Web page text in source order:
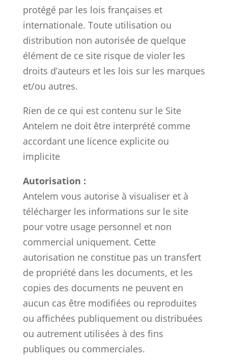
protégé par les lois françaises et
internationale. Toute utilisation ou
distribution non autorisée de quelque
élément de ce site risque de violer les
droits d’auteurs et les lois sur les marques
et/ou autres.
Rien de ce qui est contenu sur le Site
Antelem ne doit être interprété comme
accordant une licence explicite ou
implicite
Autorisation :
Antelem vous autorise à visualiser et à
télécharger les informations sur le site
pour votre usage personnel et non
commercial uniquement. Cette
autorisation ne constitue pas un transfert
de propriété dans les documents, et les
copies des documents ne peuvent en
aucun cas être modifiées ou reproduites
ou affichées publiquement ou distribuées
ou autrement utilisées à des fins
publiques ou commerciales.